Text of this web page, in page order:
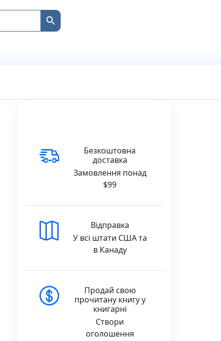
Безкоштовна
доставка
Замовлення понад
$99
Відправка
У всі штати США та
в Канаду
Продай свою
прочитану книгу у
книгарні
Створи
оголошення